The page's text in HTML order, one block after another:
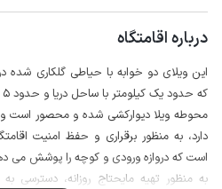
درباره اقامتگاه
این ویلای دو خوابه با حیاطی گلکاری
که حدود یک کیلومتر با ساحل دریا و حدود 5 کیلومتر با شهر متل قو فاصله دارد.
دارد، به منظور برقراری و حفظ امنیت
است که دروازه ورودی و کوچه را پوشش می
به منظور تهیه مایحتاج روزانه، دسترسی